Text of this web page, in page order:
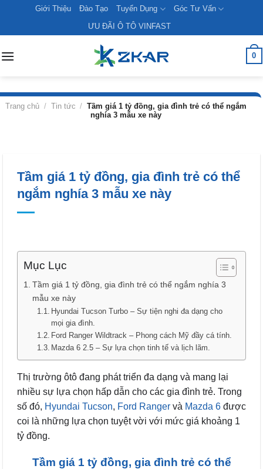
content
Giới Thiệu Đào Tạo Tuyển Dụng
Góc Tư Vấn
ƯU ĐÃI Ô TÔ VINFAST
0
Trang chủ / Tin tức / Tầm giá 1 tỷ đồng, gia đình trẻ có thể ngắm
nghía 3 mẫu xe này
Tầm giá 1 tỷ đồng, gia đình trẻ có thể
ngắm nghía 3 mẫu xe này
Mục Lục
Tầm giá 1 tỷ đồng, gia đình trẻ có thể ngắm nghía 3
mẫu xe này
Hyundai Tucson Turbo – Sự tiện nghi đa dạng cho
mọi gia đình.
Ford Ranger Wildtrack – Phong cách Mỹ đầy cá tính.
Mazda 6 2.5 – Sự lựa chọn tinh tế và lịch lãm.
Thị trường ôtô đang phát triển đa dạng và mang lại
nhiều sự lựa chọn hấp dẫn cho các gia đình trẻ. Trong
số đó, Hyundai Tucson, Ford Ranger và Mazda 6 được
coi là những lựa chọn tuyệt vời với mức giá khoảng 1
tỷ đồng.
Tầm giá 1 tỷ đồng, gia đình trẻ có thể